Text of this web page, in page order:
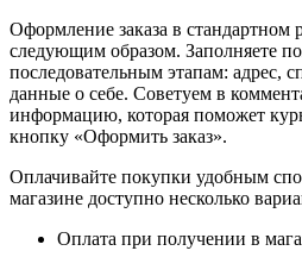
Оформление заказа в стандартном
следующим образом. Заполняете
последовательным этапам: адрес,
данные о себе. Советуем в
информацию, которая поможет
кнопку «Оформить заказ».
Оплачивайте покупки удобным
магазине доступно несколько
Оплата при получении в